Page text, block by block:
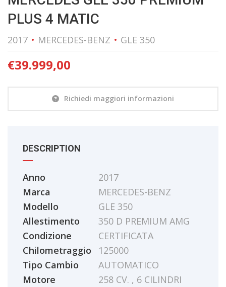
PLUS 4 MATIC
2017 MERCEDES-BENZ GLE 350
€39.999,00
Richiedi maggiori informazioni
DESCRIPTION
Anno
2017
Marca
MERCEDES-BENZ
Modello
GLE 350
Allestimento
350 D PREMIUM AMG
Condizione
CERTIFICATA
Chilometraggio
125000
Tipo Cambio
AUTOMATICO
Motore
258 CV. , 6 CILINDRI